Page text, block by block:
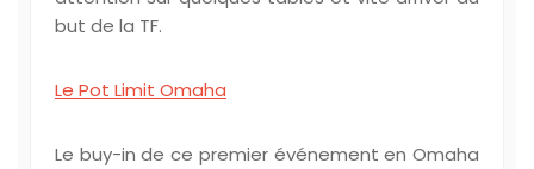
but de la TF.
Le Pot Limit Omaha
Le buy-in de ce premier événement en Omaha